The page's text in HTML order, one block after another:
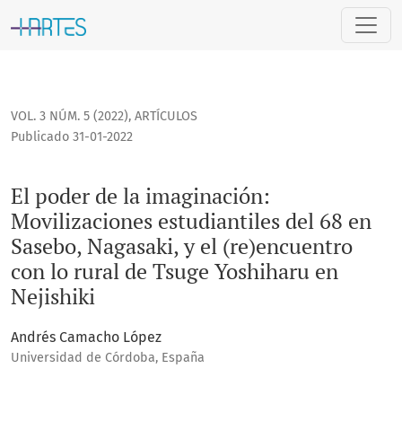
El poder de la imaginación: Movilizaciones estudiantiles
VOL. 3 NÚM. 5 (2022), ARTÍCULOS
El poder de la imaginación:
Movilizaciones estudiantiles del 68 en
Sasebo, Nagasaki, y el (re)encuentro
con lo rural de Tsuge Yoshiharu en
Nejishiki
Publicado 31-01-2022
Andrés Camacho López
Universidad de Córdoba, España